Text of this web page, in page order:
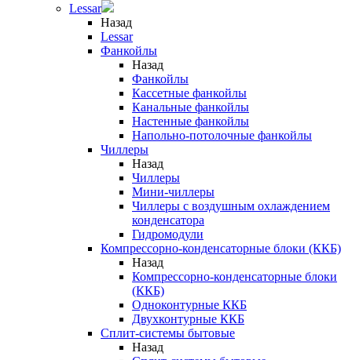
Lessar
Назад
Lessar
Фанкойлы
Назад
Фанкойлы
Кассетные фанкойлы
Канальные фанкойлы
Настенные фанкойлы
Напольно-потолочные фанкойлы
Чиллеры
Назад
Чиллеры
Мини-чиллеры
Чиллеры с воздушным охлаждением
конденсатора
Гидромодули
Компрессорно-конденсаторные блоки (ККБ)
Назад
Компрессорно-конденсаторные блоки
(ККБ)
Одноконтурные ККБ
Двухконтурные ККБ
Сплит-системы бытовые
Назад